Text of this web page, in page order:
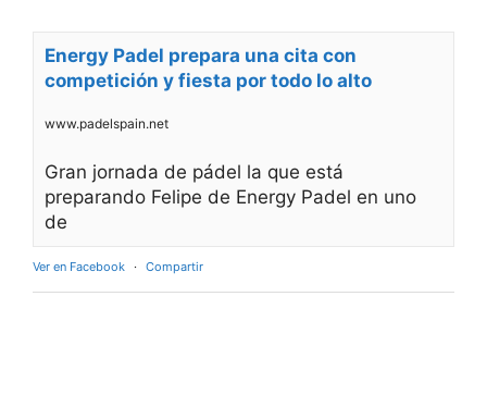
Energy Padel prepara una cita con
competición y fiesta por todo lo alto
www.padelspain.net
Gran jornada de pádel la que está
preparando Felipe de Energy Padel en uno
de
Ver en Facebook · Compartir